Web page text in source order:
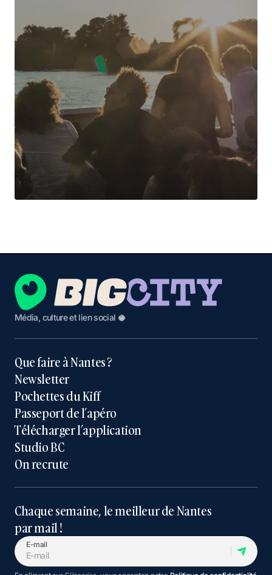
Média, culture et lien social 🥥
Que faire à Nantes ?
Newsletter
Pochettes du Kiff
Passeport de l’apéro
Télécharger l’application
Studio BC
On recrute
Chaque semaine, le meilleur de Nantes
par mail !
E-mail